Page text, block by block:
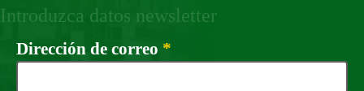
Introduzca datos newsletter
Dirección de correo *